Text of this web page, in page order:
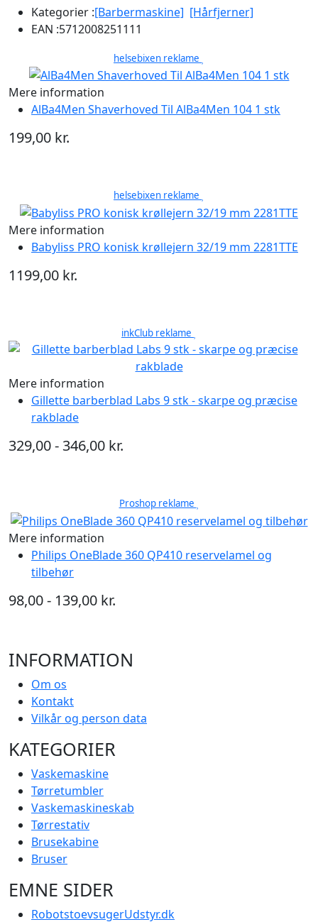
Kategorier :[Barbermaskine] [Hårfjerner]
EAN :5712008251111
helsebixen reklame
Mere information
AlBa4Men Shaverhoved Til AlBa4Men 104 1 stk
199,00 kr.
helsebixen reklame
Mere information
Babyliss PRO konisk krøllejern 32/19 mm 2281TTE
1199,00 kr.
inkClub reklame
Mere information
Gillette barberblad Labs 9 stk - skarpe og præcise
rakblade
329,00 - 346,00 kr.
Proshop reklame
Mere information
Philips OneBlade 360 QP410 reservelamel og
tilbehør
98,00 - 139,00 kr.
INFORMATION
Om os
Kontakt
Vilkår og person data
KATEGORIER
Vaskemaskine
Tørretumbler
Vaskemaskineskab
Tørrestativ
Brusekabine
Bruser
EMNE SIDER
RobotstoevsugerUdstyr.dk